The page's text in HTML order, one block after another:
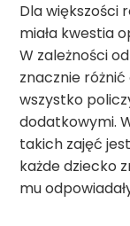
Dla większości
miała kwestia
W zależności
znacznie
wszystko
dodatkowymi.
takich zajęć
każde dziecko
mu